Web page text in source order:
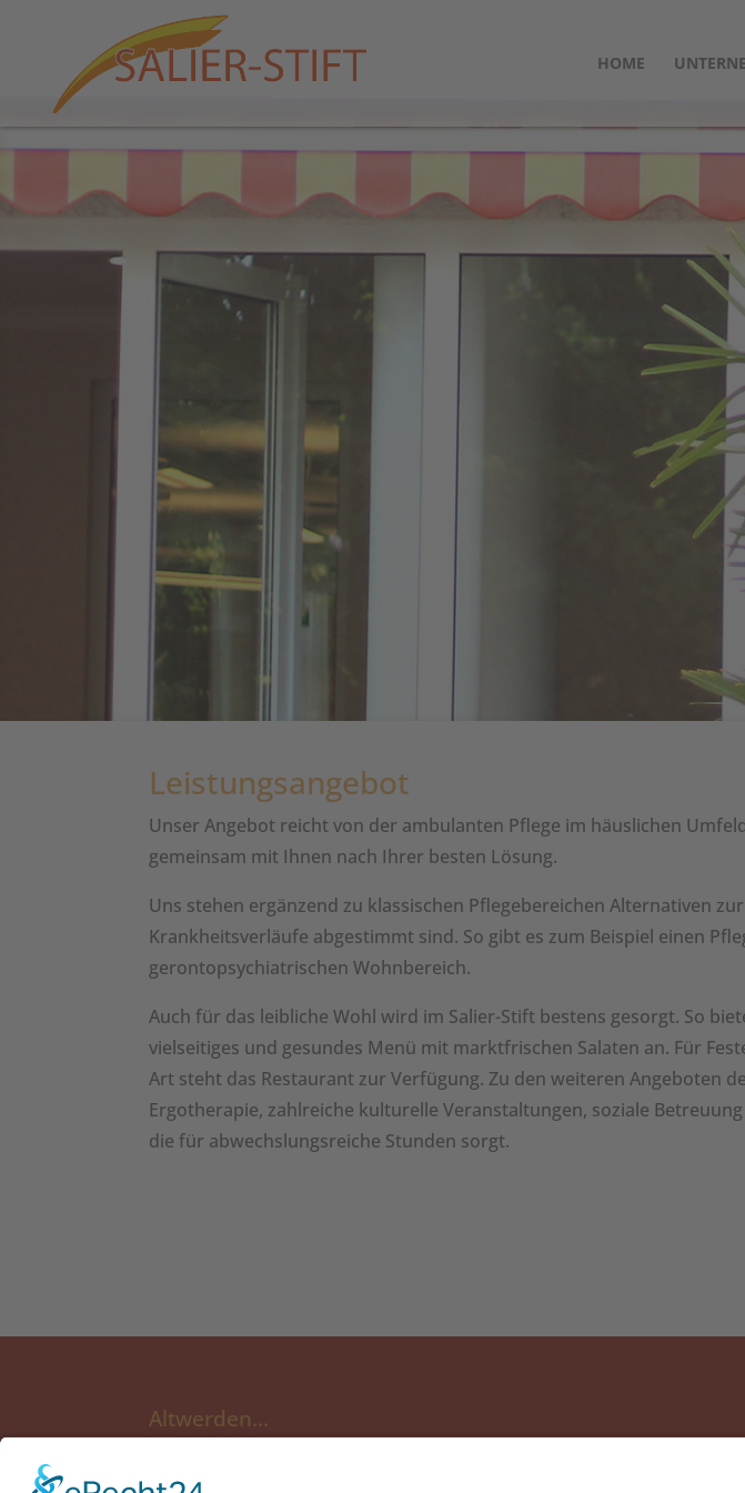
HOME
Leistungsangebot
Unser Angebot reicht von der ambulanten Pflege im häuslichen
gemeinsam mit Ihnen nach Ihrer besten Lösung.
Uns stehen ergänzend zu klassischen Pflegebereichen Alternativen
Krankheitsverläufe abgestimmt sind. So gibt es zum Beispiel einen
gerontopsychiatrischen Wohnbereich.
Auch für das leibliche Wohl wird im Salier-Stift bestens gesorgt. So
vielseitiges und gesundes Menü mit marktfrischen Salaten an. Für
Art steht das Restaurant zur Verfügung. Zu den weiteren Angeboten
Ergotherapie, zahlreiche kulturelle Veranstaltungen, soziale
die für abwechslungsreiche Stunden sorgt.
Altwerden…
Je höher man kommt, desto mehr Kräfte sind verbraucht, aber